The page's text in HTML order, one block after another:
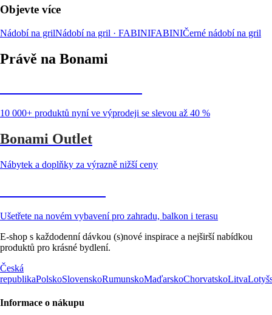
Objevte více
Nádobí na grilNádobí na gril · FABINIFABINIČerné nádobí na gril
Právě na Bonami
10 000+ produktů nyní ve výprodeji se slevou až 40 %
Bonami Outlet
Nábytek a doplňky za výrazně nižší ceny
Ušetřete na novém vybavení pro zahradu, balkon i terasu
E-shop s každodenní dávkou (s)nové inspirace a nejširší nabídkou
produktů pro krásné bydlení.
Česká
republikaPolskoSlovenskoRumunskoMaďarskoChorvatskoLitva
Informace o nákupu